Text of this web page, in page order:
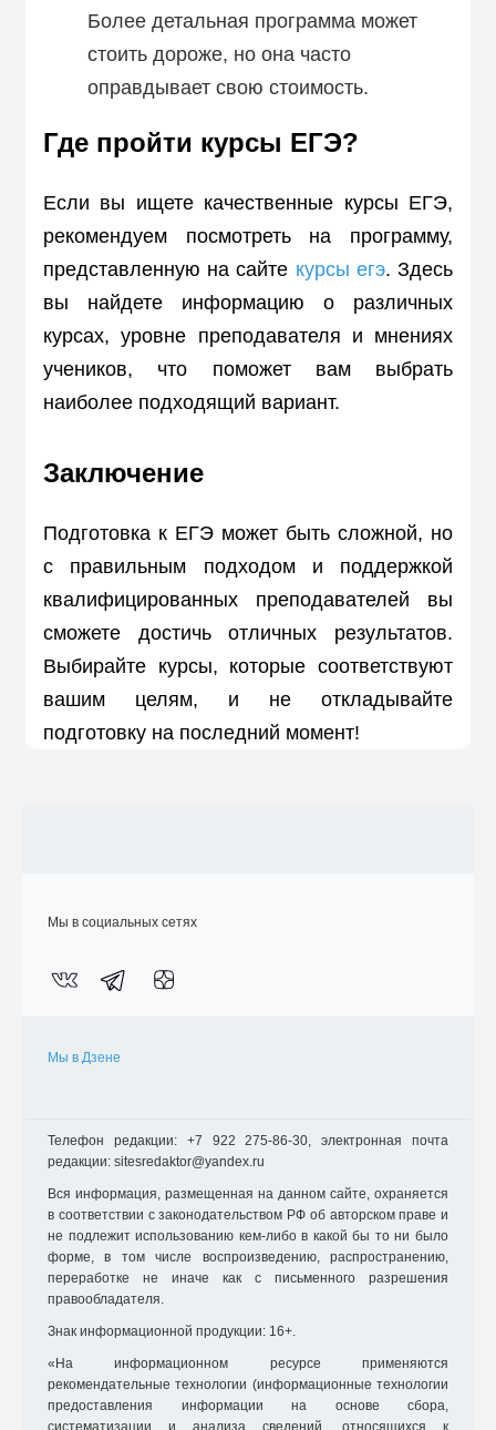
Более детальная программа может
стоить дороже, но она часто
оправдывает свою стоимость.
Где пройти курсы ЕГЭ?
Если вы ищете качественные курсы ЕГЭ,
рекомендуем посмотреть на программу,
представленную на сайте курсы егэ. Здесь
вы найдете информацию о различных
курсах, уровне преподавателя и мнениях
учеников, что поможет вам выбрать
наиболее подходящий вариант.
Заключение
Подготовка к ЕГЭ может быть сложной, но
с правильным подходом и поддержкой
квалифицированных преподавателей вы
сможете достичь отличных результатов.
Выбирайте курсы, которые соответствуют
вашим целям, и не откладывайте
подготовку на последний момент!
Мы в социальных сетях
Мы в Дзене
Телефон редакции: +7 922 275-86-30, электронная почта
редакции: sitesredaktor@yandex.ru
Вся информация, размещенная на данном сайте, охраняется
в соответствии с законодательством РФ об авторском праве и
не подлежит использованию кем-либо в какой бы то ни было
форме, в том числе воспроизведению, распространению,
переработке не иначе как с письменного разрешения
правообладателя.
Знак информационной продукции: 16+.
«На информационном ресурсе применяются
рекомендательные технологии (информационные технологии
предоставления информации на основе сбора,
систематизации и анализа сведений, относящихся к